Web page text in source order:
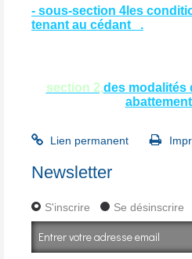
- sous-section 4les
tenant au cédant .
section 2,des modalités
Lien permanent
Newsletter
S'inscrire Se désinscrire